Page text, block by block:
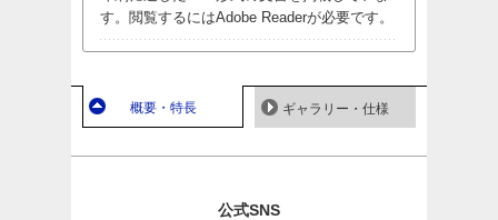
す。閲覧するにはAdobe Readerが必要です。
概要・特長 ギャラリー・仕様
公式SNS